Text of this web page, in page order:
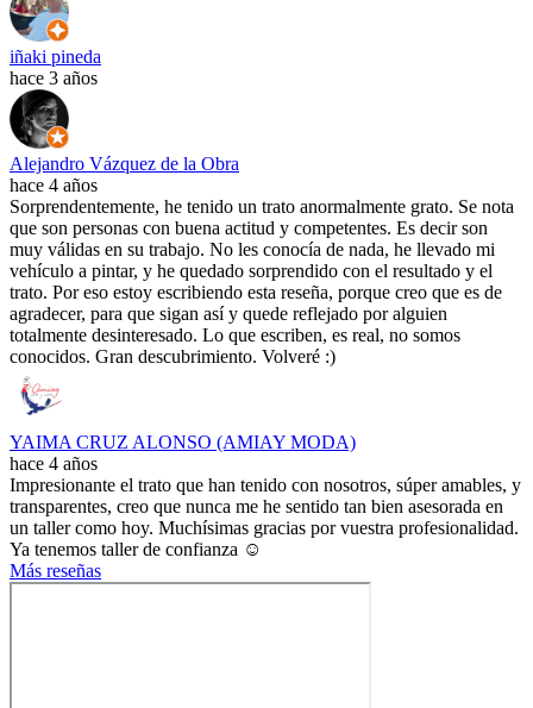
iñaki pineda
hace 3 años
Alejandro Vázquez de la Obra
hace 4 años
Sorprendentemente, he tenido un trato anormalmente grato. Se nota
que son personas con buena actitud y competentes. Es decir son
muy válidas en su trabajo. No les conocía de nada, he llevado mi
vehículo a pintar, y he quedado sorprendido con el resultado y el
trato. Por eso estoy escribiendo esta reseña, porque creo que es de
agradecer, para que sigan así y quede reflejado por alguien
totalmente desinteresado. Lo que escriben, es real, no somos
conocidos. Gran descubrimiento. Volveré :)
YAIMA CRUZ ALONSO (AMIAY MODA)
hace 4 años
Impresionante el trato que han tenido con nosotros, súper amables, y
transparentes, creo que nunca me he sentido tan bien asesorada en
un taller como hoy. Muchísimas gracias por vuestra profesionalidad.
Ya tenemos taller de confianza ☺️
Más reseñas